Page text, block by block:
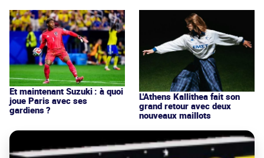
Et maintenant Suzuki : à quoi
joue Paris avec ses
gardiens ?
L'Athens Kallithea fait son
grand retour avec deux
nouveaux maillots